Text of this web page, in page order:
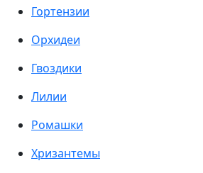
Гортензии
Орхидеи
Гвоздики
Лилии
Ромашки
Хризантемы